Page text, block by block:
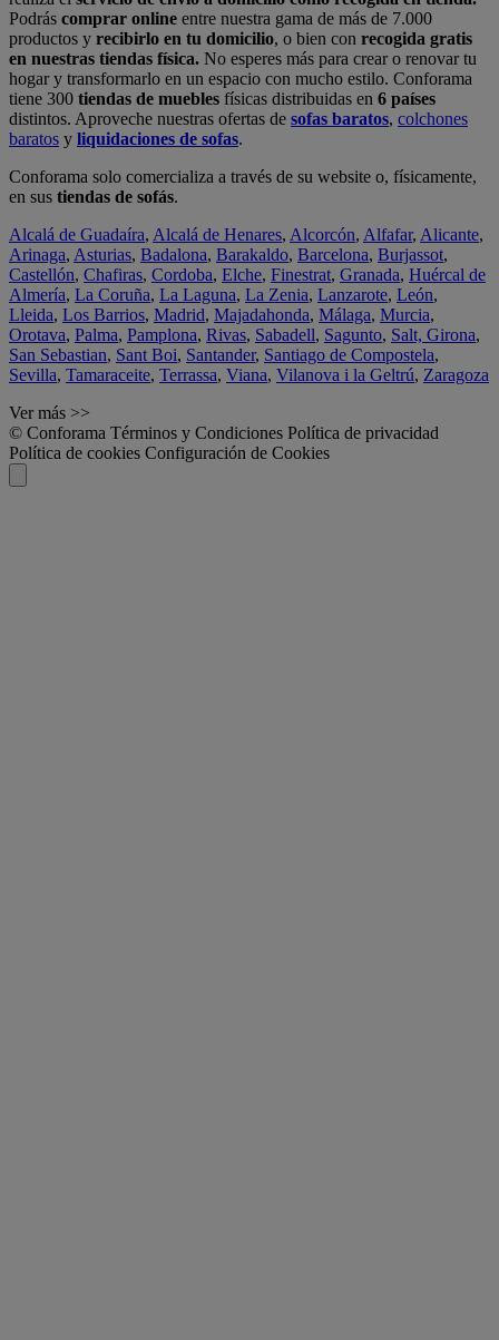
Podrás comprar online entre nuestra gama de más de 7.000
productos y recibirlo en tu domicilio, o bien con recogida gratis
en nuestras tiendas física. No esperes más para crear o renovar tu
hogar y transformarlo en un espacio con mucho estilo. Conforama
tiene 300 tiendas de muebles físicas distribuidas en 6 países
distintos. Aproveche nuestras ofertas de sofas baratos, colchones
baratos y liquidaciones de sofas.
Conforama solo comercializa a través de su website o, físicamente,
en sus tiendas de sofás.
Alcalá de Guadaíra, Alcalá de Henares, Alcorcón, Alfafar, Alicante,
Arinaga, Asturias, Badalona, Barakaldo, Barcelona, Burjassot,
Castellón, Chafiras, Cordoba, Elche, Finestrat, Granada, Huércal de
Almería, La Coruña, La Laguna, La Zenia, Lanzarote, León,
Lleida, Los Barrios, Madrid, Majadahonda, Málaga, Murcia,
Orotava, Palma, Pamplona, Rivas, Sabadell, Sagunto, Salt, Girona,
San Sebastian, Sant Boi, Santander, Santiago de Compostela,
Sevilla, Tamaraceite, Terrassa, Viana, Vilanova i la Geltrú, Zaragoza
Ver más >>
© Conforama Términos y Condiciones Política de privacidad
Política de cookies Configuración de Cookies